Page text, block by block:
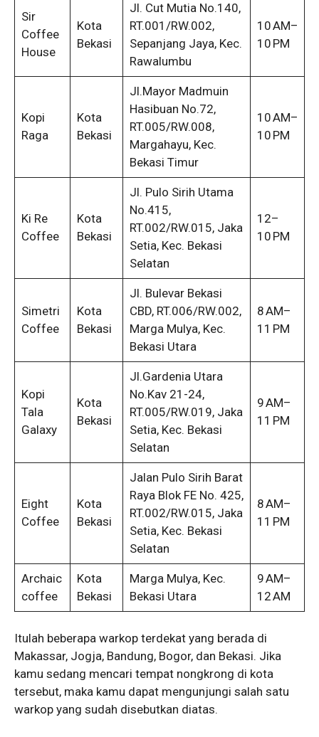
Sir
Coffee
House
Kota
Bekasi
Jl. Cut Mutia No.140,
RT.001/RW.002,
Sepanjang Jaya, Kec.
Rawalumbu
10 AM–
10 PM
Kopi
Raga
Kota
Bekasi
Jl.Mayor Madmuin
Hasibuan No.72,
RT.005/RW.008,
Margahayu, Kec.
Bekasi Timur
10 AM–
10 PM
Ki Re
Coffee
Kota
Bekasi
Jl. Pulo Sirih Utama
No.415,
RT.002/RW.015, Jaka
Setia, Kec. Bekasi
Selatan
12–
10 PM
Simetri
Coffee
Kota
Bekasi
Jl. Bulevar Bekasi
CBD, RT.006/RW.002,
Marga Mulya, Kec.
Bekasi Utara
8 AM–
11 PM
Kopi
Tala
Galaxy
Kota
Bekasi
Jl.Gardenia Utara
No.Kav 21-24,
RT.005/RW.019, Jaka
Setia, Kec. Bekasi
Selatan
9 AM–
11 PM
Eight
Coffee
Kota
Bekasi
Jalan Pulo Sirih Barat
Raya Blok FE No. 425,
RT.002/RW.015, Jaka
Setia, Kec. Bekasi
Selatan
8 AM–
11 PM
Archaic
coffee
Kota
Bekasi
Marga Mulya, Kec.
Bekasi Utara
9 AM–
12 AM
Itulah beberapa warkop terdekat yang berada di
Makassar, Jogja, Bandung, Bogor, dan Bekasi. Jika
kamu sedang mencari tempat nongkrong di kota
tersebut, maka kamu dapat mengunjungi salah satu
warkop yang sudah disebutkan diatas.